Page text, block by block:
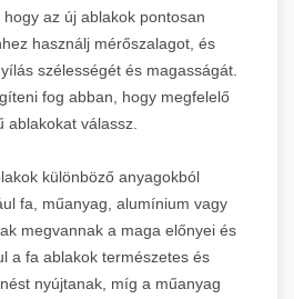
az új ablakok pontosan
használj mérőszalagot, és
szélességét és magasságát.
fog abban, hogy megfelelő
ablakokat válassz.
különböző anyagokból
fa, műanyag, alumínium vagy
megvannak a maga előnyei és
a fa ablakok természetes és
nyújtanak, míg a műanyag